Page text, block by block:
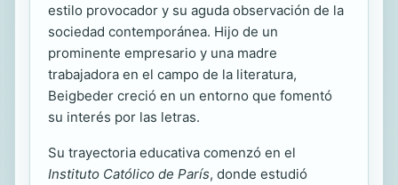
estilo provocador y su aguda observación de la
sociedad contemporánea. Hijo de un
prominente empresario y una madre
trabajadora en el campo de la literatura,
Beigbeder creció en un entorno que fomentó
su interés por las letras.
Su trayectoria educativa comenzó en el
Instituto Católico de París, donde estudió